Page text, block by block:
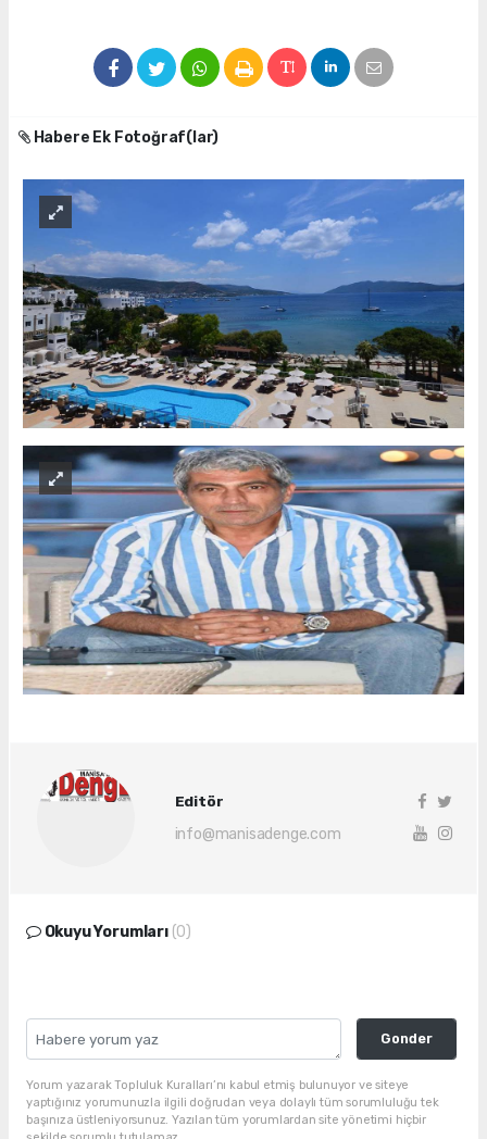
Habere Ek Fotoğraf(lar)
Editör
info@manisadenge.com
Okuyu Yorumları (0)
Gonder
Yorum yazarak Topluluk Kuralları’nı kabul etmiş bulunuyor ve siteye
yaptığınız yorumunuzla ilgili doğrudan veya dolaylı tüm sorumluluğu tek
başınıza üstleniyorsunuz. Yazılan tüm yorumlardan site yönetimi hiçbir